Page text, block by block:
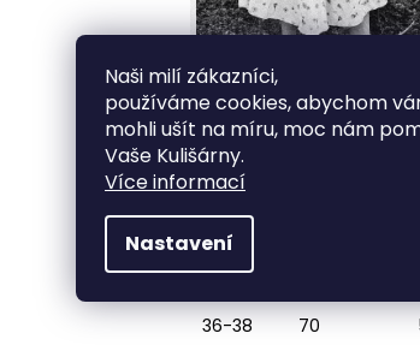
Naši milí zákazníci,
používáme cookies, abychom
mohli ušít na míru, moc nám
Vaše Kulišárny.
Více informací
Nastavení
Velikost
36-38
70